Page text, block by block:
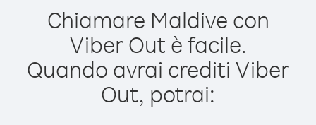
Chiamare Maldive con
Viber Out è facile.
Quando avrai crediti Viber
Out, potrai: